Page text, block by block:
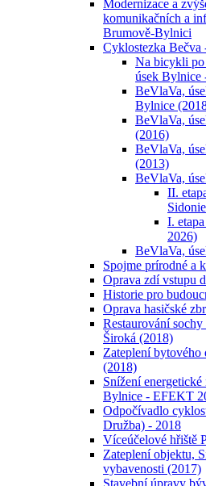
Modernizace a
komunikačních a
Brumově-Bylnici
Cyklostezka Bečva
Na bicykli po
úsek Bylnice
BeVlaVa,
Bylnice
BeVlaVa,
(2016)
BeVlaVa,
(2013)
BeVlaVa,
II.
I.
2026)
BeVlaVa,
Spojme prírodné a
Oprava zdí vstupu
Historie pro
Oprava hasičské
Restaurování
Široká (2018)
Zateplení
(2018)
Snížení
Bylnice - EFEKT
Odpočívadlo
Družba) - 2018
Víceúčelové hřiště
Zateplení objektu,
vybavenosti (2017)
Stavební úpravy